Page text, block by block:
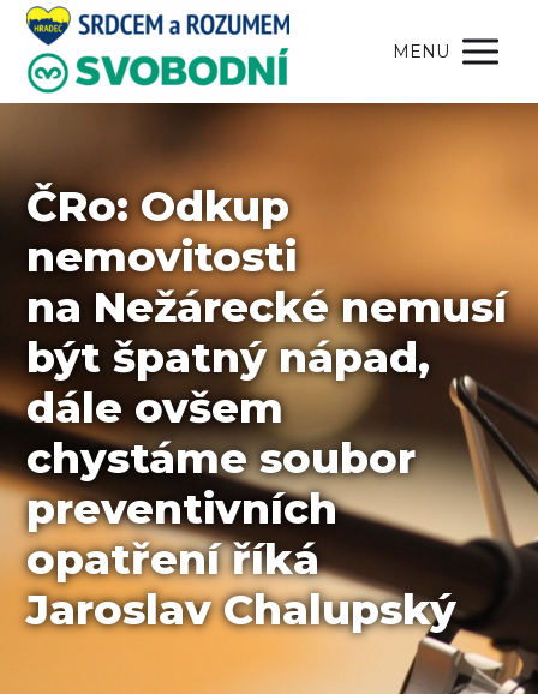
MENU
ČRo: Odkup
nemovitosti
na Nežárecké nemusí
být špatný nápad,
dále ovšem
chystáme soubor
preventivních
opatření říká
Jaroslav Chalupský